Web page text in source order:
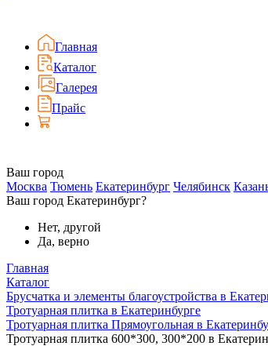
Главная
Каталог
Галерея
Прайс
Ваш город
Москва Тюмень Екатеринбург Челябинск
Ваш город Екатеринбург?
Нет, другой
Да, верно
Главная
Каталог
Брусчатка и элементы благоустройства в
Тротуарная плитка в Екатеринбурге
Тротуарная плитка Прямоугольная в
Тротуарная плитка 600*300, 300*200 в